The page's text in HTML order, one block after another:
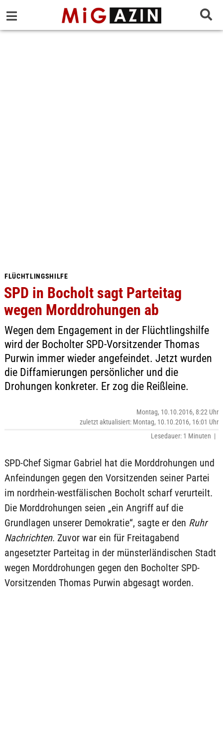
FLÜCHTLINGSHILFE
SPD in Bocholt sagt Parteitag
wegen Morddrohungen ab
Wegen dem Engagement in der Flüchtlingshilfe
wird der Bocholter SPD-Vorsitzender Thomas
Purwin immer wieder angefeindet. Jetzt wurden
die Diffamierungen persönlicher und die
Drohungen konkreter. Er zog die Reißleine.
Montag, 10.10.2016, 8:22 Uhr
zuletzt aktualisiert: Montag, 10.10.2016, 16:01 Uhr
Lesedauer: 1 Minuten |
SPD-Chef Sigmar Gabriel hat die Morddrohungen und
Anfeindungen gegen den Vorsitzenden seiner Partei
im nordrhein-westfälischen Bocholt scharf verurteilt.
Die Morddrohungen seien „ein Angriff auf die
Grundlagen unserer Demokratie“, sagte er den Ruhr
Nachrichten. Zuvor war ein für Freitagabend
angesetzter Parteitag in der münsterländischen Stadt
wegen Morddrohungen gegen den Bocholter SPD-
Vorsitzenden Thomas Purwin abgesagt worden.